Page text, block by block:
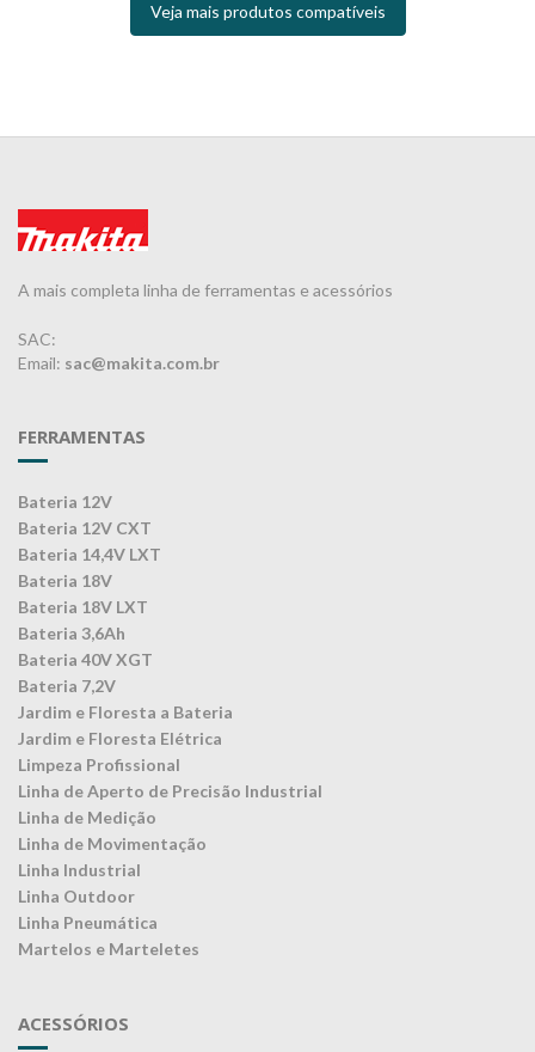
Veja mais produtos compatíveis
A mais completa linha de ferramentas e acessórios
SAC:
Email: sac@makita.com.br
FERRAMENTAS
Bateria 12V
Bateria 12V CXT
Bateria 14,4V LXT
Bateria 18V
Bateria 18V LXT
Bateria 3,6Ah
Bateria 40V XGT
Bateria 7,2V
Jardim e Floresta a Bateria
Jardim e Floresta Elétrica
Limpeza Profissional
Linha de Aperto de Precisão Industrial
Linha de Medição
Linha de Movimentação
Linha Industrial
Linha Outdoor
Linha Pneumática
Martelos e Marteletes
ACESSÓRIOS